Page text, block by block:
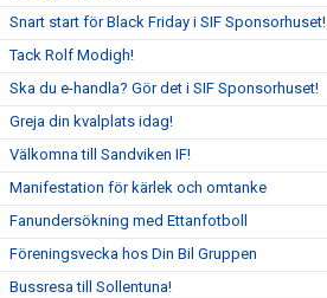
Snart start för Black Friday i SIF Sponsorhuset!
Tack Rolf Modigh!
Ska du e-handla? Gör det i SIF Sponsorhuset!
Greja din kvalplats idag!
Välkomna till Sandviken IF!
Manifestation för kärlek och omtanke
Fanundersökning med Ettanfotboll
Föreningsvecka hos Din Bil Gruppen
Bussresa till Sollentuna!